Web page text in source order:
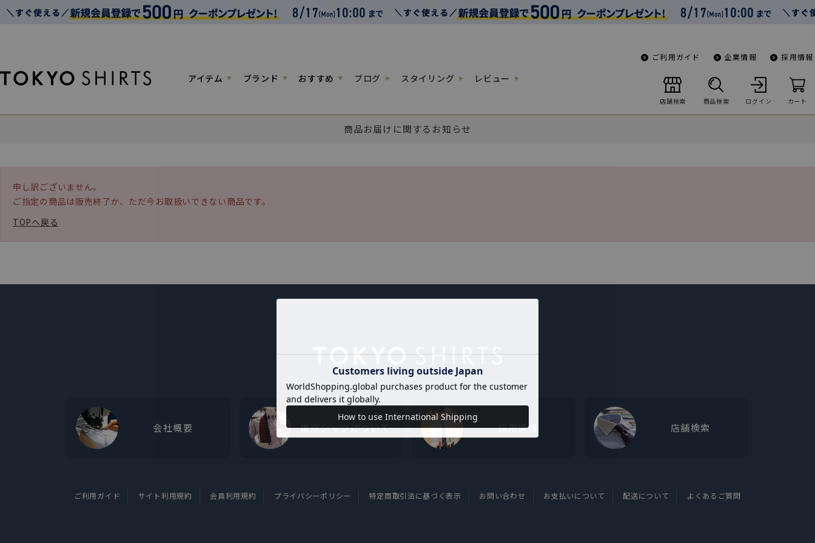
アイテム ブランド おすすめ ブログ スタイリング レビュー
ご利用ガイド 企業情報 採用情報
店舗検索 商品検索 ログイン カート
商品お届けに関するお知らせ
申し訳ございません。
ご指定の商品は販売終了か、ただ今お取扱いできない商品です。
TOPへ戻る
会社概要 東京シャツについて 採用情報 店舗検索
ご利用ガイド サイト利用規約 会員利用規約 プライバシーポリシー 特定商取引法に基づく表示 お問い合わせ お支払いについて 配送について よくあるご質問